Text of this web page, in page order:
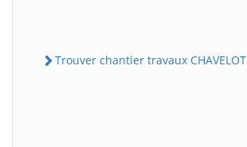
Trouver chantier travaux CHAVELOT